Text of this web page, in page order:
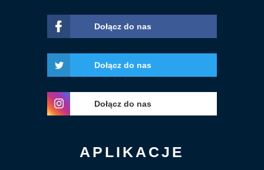
Dołącz do nas
Dołącz do nas
Dołącz do nas
APLIKACJE